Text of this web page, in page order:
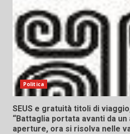
Politica
SEUS e gratuità titoli di
“Battaglia portata avanti da un
aperture, ora si risolva nelle